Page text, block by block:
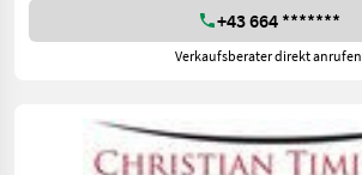
+43 664 *******
Verkaufsberater direkt anrufen